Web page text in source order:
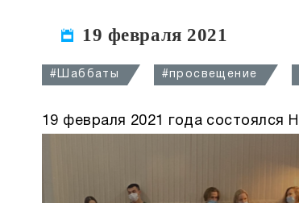
19 февраля 2021
#Шаббаты #просвещение
19 февраля 2021 года состоялся